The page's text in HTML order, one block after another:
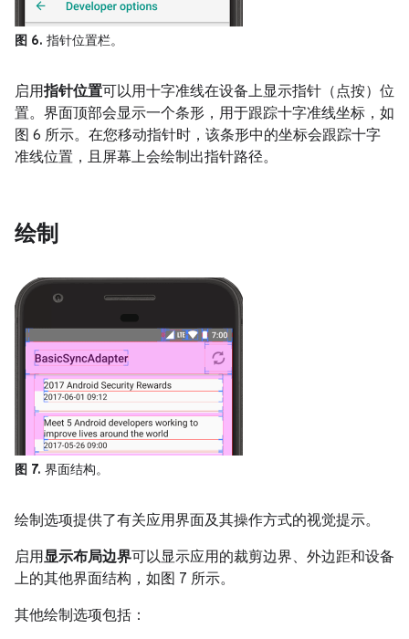
图 6. 指针位置栏。
启用指针位置可以用十字准线在设备上显示指针（点按）位
置。界面顶部会显示一个条形，用于跟踪十字准线坐标，如
图 6 所示。在您移动指针时，该条形中的坐标会跟踪十字
准线位置，且屏幕上会绘制出指针路径。
绘制
图 7. 界面结构。
绘制选项提供了有关应用界面及其操作方式的视觉提示。
启用显示布局边界可以显示应用的裁剪边界、外边距和设备
上的其他界面结构，如图 7 所示。
其他绘制选项包括：